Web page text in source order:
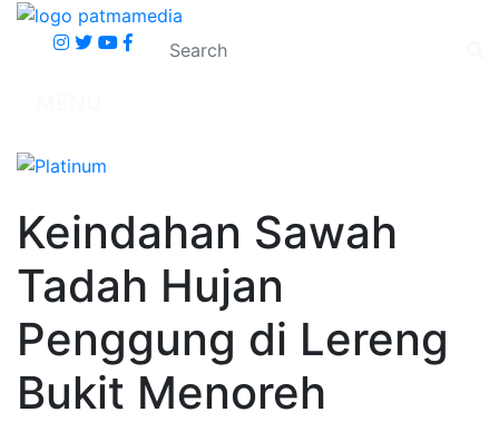
Keindahan Sawah
Tadah Hujan
Penggung di Lereng
Bukit Menoreh